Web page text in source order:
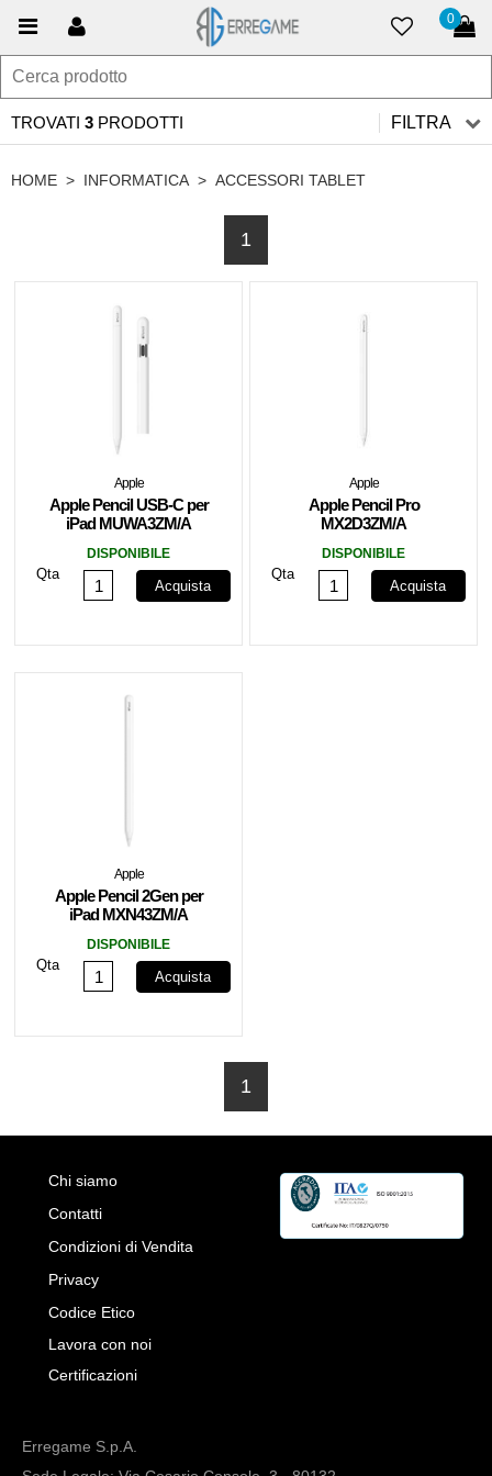
0
TROVATI 3 PRODOTTI FILTRA
HOME > INFORMATICA > ACCESSORI TABLET
1
Apple
Apple Pencil USB-C per
iPad MUWA3ZM/A
DISPONIBILE
Qta
Acquista
Apple
Apple Pencil Pro
MX2D3ZM/A
DISPONIBILE
Qta
Acquista
Apple
Apple Pencil 2Gen per
iPad MXN43ZM/A
DISPONIBILE
Qta
Acquista
1
Chi siamo
Contatti
Condizioni di Vendita
Privacy
Codice Etico
Lavora con noi
Certificazioni
Erregame S.p.A.